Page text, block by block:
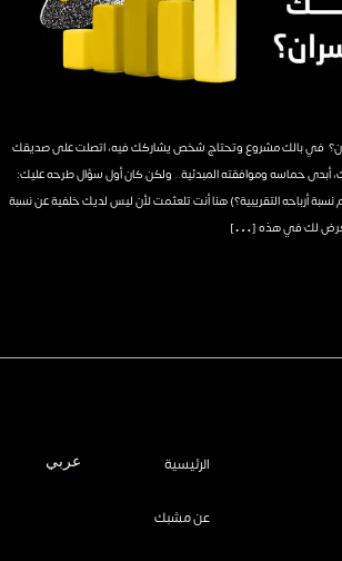
في بالك مشروع وتحتاج شخص يشاركك فيه، اتصلت على صديقك
حماسه وموافقته المبدئية.. ولكن كان أول سؤال طرحه عليك:
أرباحه التقريبية؟) هنا أنت تلعثمت لأن ليس لديك خلفية عن نسبة
لك في هذه […]
الرئيسية
عن مشبك
عربي